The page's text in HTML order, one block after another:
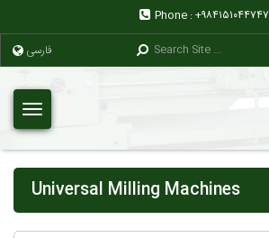
Phone :+۹۸۴۱۵۱۰۴۴۷۴۷
فارسی
Universal Milling Machines